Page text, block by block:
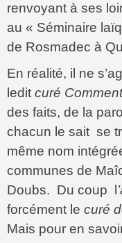
renvoyant à ses
au « Séminaire
de Rosmadec à
En réalité, il ne
ledit curé Comment
des faits, de la
chacun le sait se
même nom
communes de
Doubs. Du coup l
forcément le curé
Mais pour en